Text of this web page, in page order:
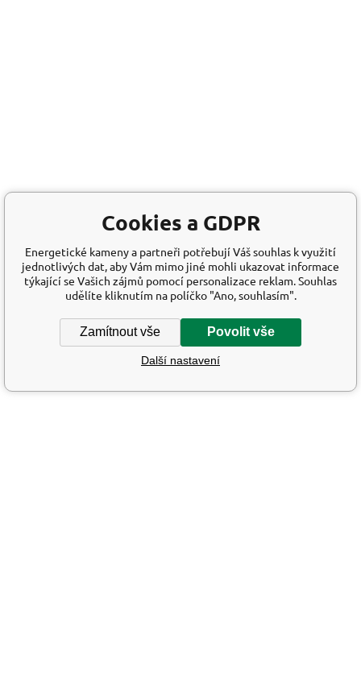
Cookies a GDPR
Energetické kameny a partneři potřebují Váš souhlas k využití
jednotlivých dat, aby Vám mimo jiné mohli ukazovat informace
týkající se Vašich zájmů pomocí personalizace reklam. Souhlas
udělíte kliknutím na políčko "Ano, souhlasím".
Zamítnout vše Povolit vše
Další nastavení